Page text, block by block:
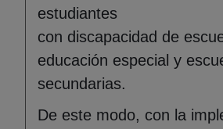
estudiantes
con discapacidad de
educación especial y
secundarias.
De este modo, con la